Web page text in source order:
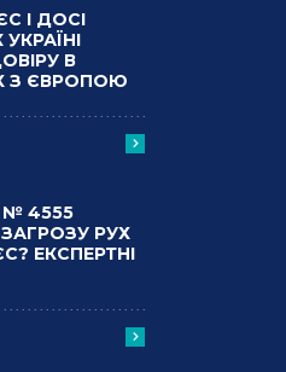
І ДОСІ
В
З ЄВРОПОЮ
4555
РУХ
ЕКСПЕРТНІ